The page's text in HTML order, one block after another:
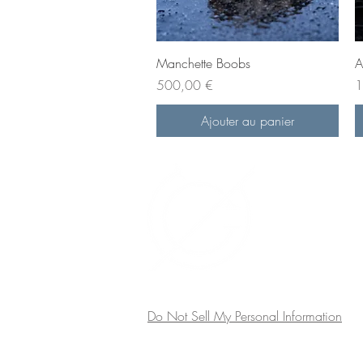
Aperçu rapide
Manchette Boobs
Prix
500,00 €
Ajouter au panier
Do Not Sell My Personal Information